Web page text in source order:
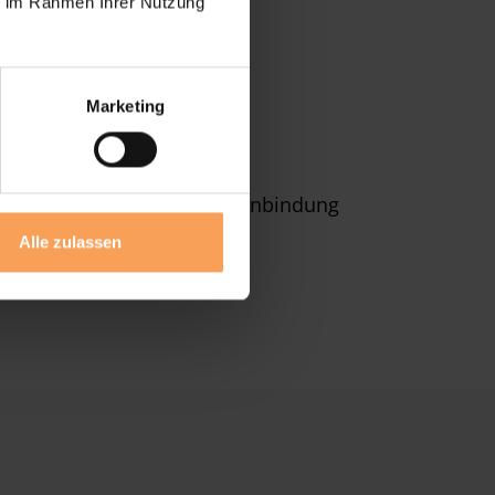
Marketing
Alle zulassen
das Hochziehen und
und die Anbindung